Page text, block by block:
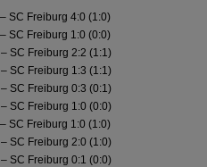
SC Freiburg 4:0 (1:0)
SC Freiburg 1:0 (0:0)
SC Freiburg 2:2 (1:1)
SC Freiburg 1:3 (1:1)
SC Freiburg 0:3 (0:1)
SC Freiburg 1:0 (0:0)
SC Freiburg 1:0 (1:0)
SC Freiburg 2:0 (1:0)
SC Freiburg 0:1 (0:0)